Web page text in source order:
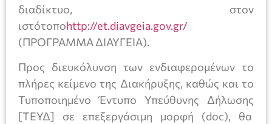
διαδίκτυο, στον
ιστότοποhttp://et.diavgeia.gov.gr/
(ΠΡΟΓΡΑΜΜΑ ΔΙΑΥΓΕΙΑ).
Προς διευκόλυνση των ενδιαφερομένων το
πλήρες κείμενο της Διακήρυξης, καθώς και το
Τυποποιημένο Έντυπο Υπεύθυνης Δήλωσης
[ΤΕΥΔ] σε επεξεργάσιμη μορφή (doc), θα